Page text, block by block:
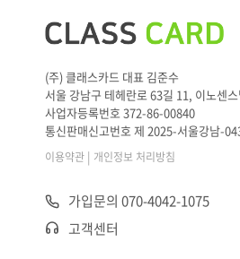
(주) 클래스카드 대표 김준수
서울 강남구 테헤란로 63길 11, 이노센
사업자등록번호 372-86-00840
통신판매신고번호 제 2025-서울강남-
이용약관 | 개인정보 처리방침
가입문의 070-4042-1075
고객센터